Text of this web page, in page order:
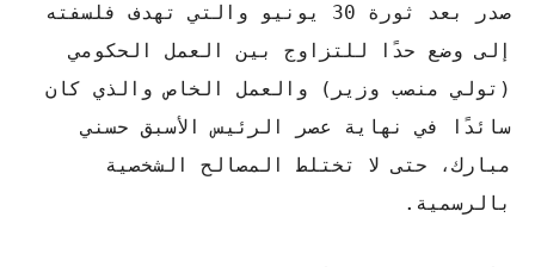
صدر بعد ثورة 30 يونيو والتي تهدف فلسفته
إلى وضع حدًا للتزاوج بين العمل الحكومي
(تولي منصب وزير) والعمل الخاص والذي كان
سائدًا في نهاية عصر الرئيس الأسبق حسني
مبارك، حتى لا تختلط المصالح الشخصية
بالرسمية.